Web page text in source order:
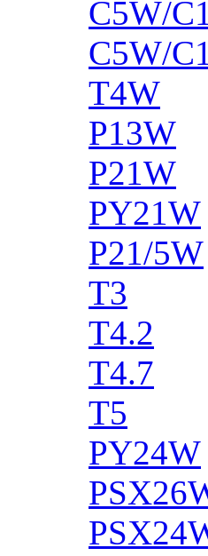
C5W/
C5W/
T4W
P13W
P21W
PY21W
P21/5W
T3
T4.2
T4.7
T5
PY24W